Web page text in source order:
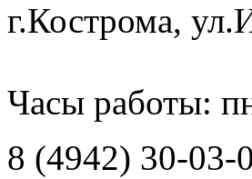
г.Кострома,
Часы работы:
8 (4942) 30-03-